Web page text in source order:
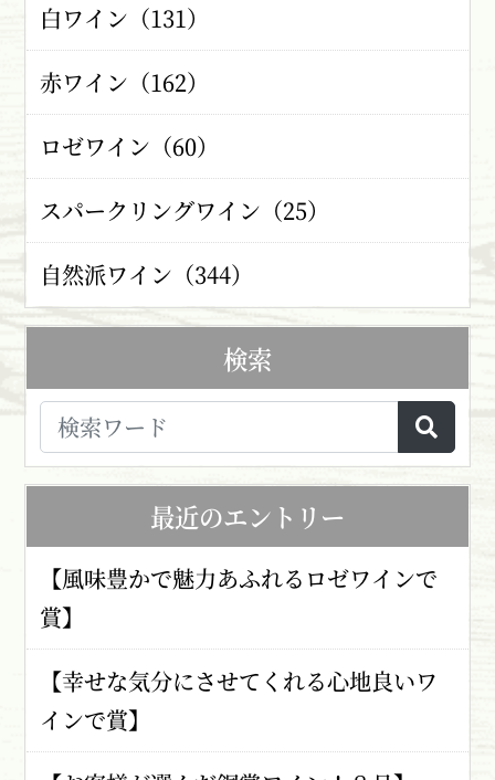
白ワイン（131）
赤ワイン（162）
ロゼワイン（60）
スパークリングワイン（25）
自然派ワイン（344）
検索
最近のエントリー
【風味豊かで魅力あふれるロゼワインで
賞】
【幸せな気分にさせてくれる心地良いワ
インで賞】